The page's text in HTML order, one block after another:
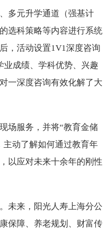
多元升学通道（强基计
选科策略等内容进行系统
，活动设置1V1深度咨询
成绩、学科优势、兴趣
一深度咨询有效化解了大
场服务，并将“教育金储
动了解如何通过教育年
以应对未来十余年的刚性
未来，阳光人寿上海分公
保障、养老规划、财富传